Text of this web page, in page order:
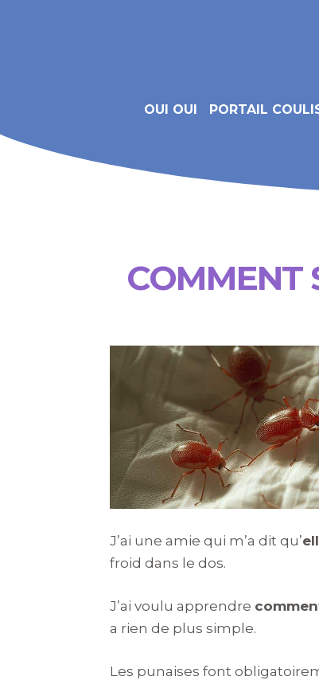
OUI OUI PORTAIL
COMMENT
J’ai une amie qui m’a dit qu’
froid dans le dos.
J’ai voulu apprendre
a rien de plus simple.
Les punaises font